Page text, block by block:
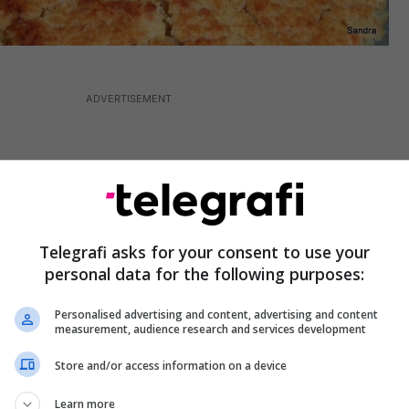
miellin e thjeshtë, miellin e misrit, pluhurin e
Telegrafi asks for your consent to use your
personal data for the following purposes:
Personalised advertising and content, advertising and content
measurement, audience research and services development
Store and/or access information on a device
Learn more